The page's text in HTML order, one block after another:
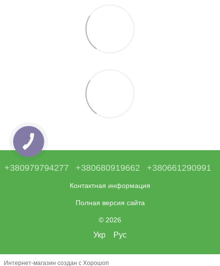
+380979794277 +380680919662 +380661290991
Контактная информация
Полная версия сайта
© 2026
Укр Рус
Интернет-магазин создан с Хорошоп